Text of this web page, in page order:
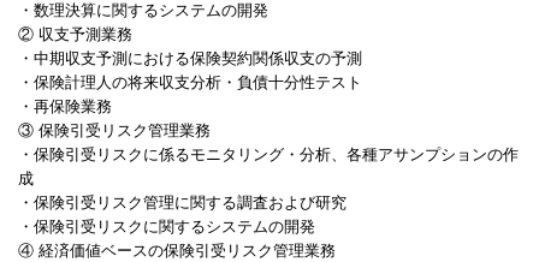
・数理決算に関するシステムの開発
② 収支予測業務
・中期収支予測における保険契約関係収支の予測
・保険計理人の将来収支分析・負債十分性テスト
・再保険業務
③ 保険引受リスク管理業務
・保険引受リスクに係るモニタリング・分析、各種アサンプションの作
成
・保険引受リスク管理に関する調査および研究
・保険引受リスクに関するシステムの開発
④ 経済価値ベースの保険引受リスク管理業務